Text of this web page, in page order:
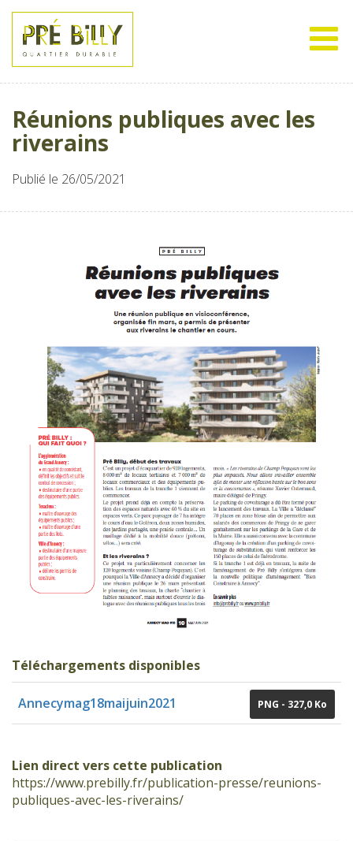
Réunions publiques avec les
riverains
Publié le 26/05/2021
Téléchargements disponibles
Annecymag18maijuin2021 PNG - 327,0 Ko
Lien direct vers cette publication
https://www.prebilly.fr/publication-presse/reunions-
publiques-avec-les-riverains/